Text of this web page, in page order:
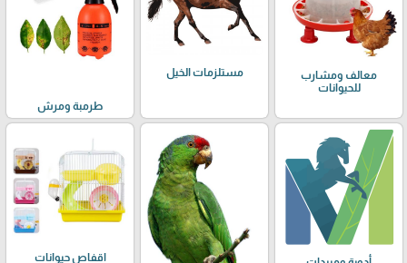
معالف ومشارب
للحيوانات
مستلزمات الخيل
طرمبة ومرش
اقفاص حيوانات